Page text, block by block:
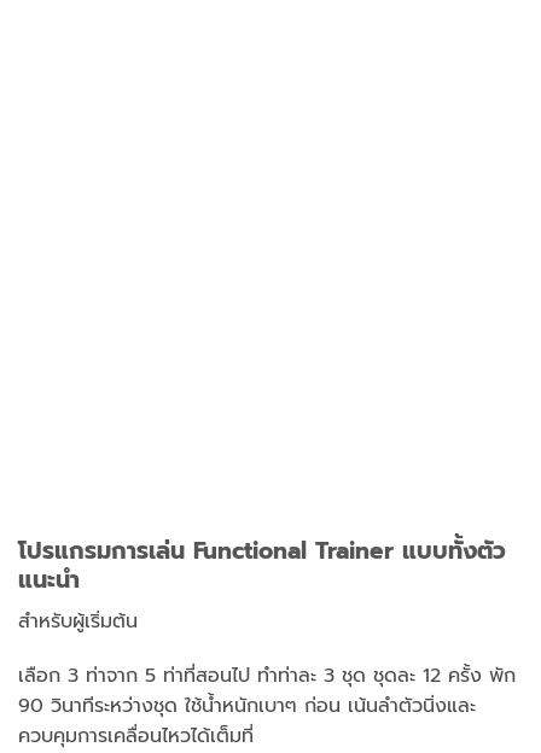
โปรแกรมการเล่น Functional Trainer แบบทั้งตัว
แนะนำ
สำหรับผู้เริ่มต้น
เลือก 3 ท่าจาก 5 ท่าที่สอนไป ทำท่าละ 3 ชุด ชุดละ 12 ครั้ง พัก
90 วินาทีระหว่างชุด ใช้น้ำหนักเบาๆ ก่อน เน้นลำตัวนิ่งและ
ควบคุมการเคลื่อนไหวได้เต็มที่